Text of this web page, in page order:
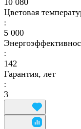
Цветовая
:
5 000
:
142
Гарантия, лет
:
3